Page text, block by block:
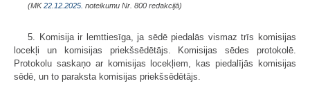
(MK22.12.2025. noteikumu Nr. 800 redakcijā)
5. Komisija ir lemttiesīga, ja sēdē piedalās vismaz trīs komisijas
locekļi un komisijas priekšsēdētājs. Komisijas sēdes protokolē.
Protokolu saskaņo ar komisijas locekļiem, kas piedalījās komisijas
sēdē, un to paraksta komisijas priekšsēdētājs.